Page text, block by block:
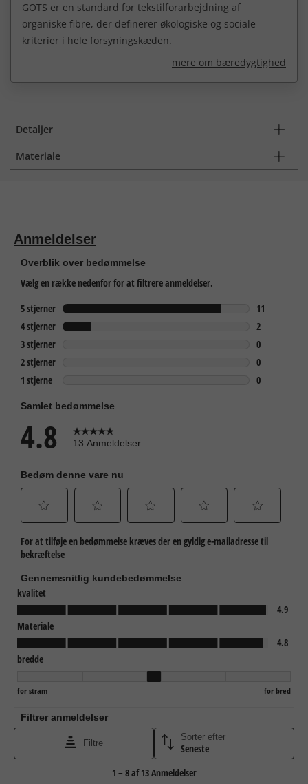
GOTS er en standard for tekstilforarbejdning af
organiske fibre, der definerer økologiske og sociale
kriterier i hele forsyningskæden.
mere om bæredygtighed
Detaljer
Materiale